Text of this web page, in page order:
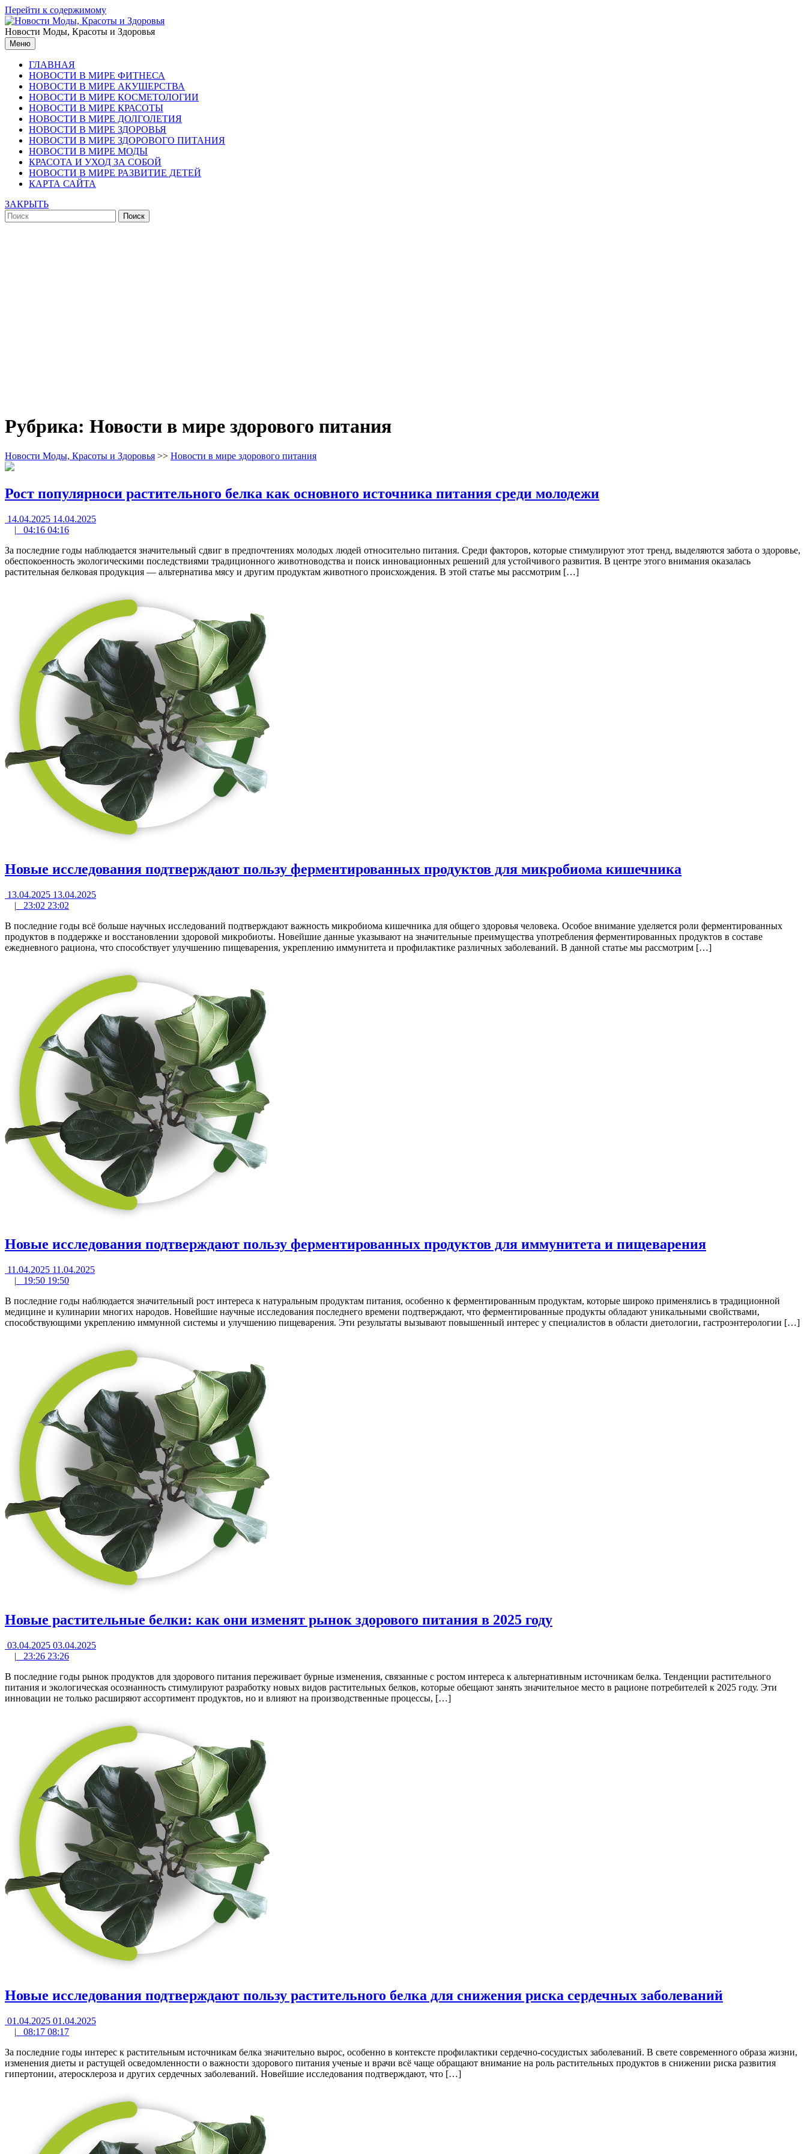
Перейти к содержимому
Новости Моды, Красоты и Здоровья
Меню
ГЛАВНАЯ
НОВОСТИ В МИРЕ ФИТНЕСА
НОВОСТИ В МИРЕ АКУШЕРСТВА
НОВОСТИ В МИРЕ КОСМЕТОЛОГИИ
НОВОСТИ В МИРЕ КРАСОТЫ
НОВОСТИ В МИРЕ ДОЛГОЛЕТИЯ
НОВОСТИ В МИРЕ ЗДОРОВЬЯ
НОВОСТИ В МИРЕ ЗДОРОВОГО ПИТАНИЯ
НОВОСТИ В МИРЕ МОДЫ
КРАСОТА И УХОД ЗА СОБОЙ
НОВОСТИ В МИРЕ РАЗВИТИЕ ДЕТЕЙ
КАРТА САЙТА
ЗАКРЫТЬ
Рубрика: Новости в мире здорового питания
Новости Моды, Красоты и Здоровья >> Новости в мире здорового питания
Рост популярноси растительного белка как основного источника питания среди молодежи
14.04.2025 14.04.2025
| 04:16 04:16
За последние годы наблюдается значительный сдвиг в предпочтениях молодых людей относительно питания. Среди факторов, которые стимулируют этот тренд, выделяются забота о здоровье,
обеспокоенность экологическими последствиями традиционного животноводства и поиск инновационных решений для устойчивого развития. В центре этого внимания оказалась
растительная белковая продукция — альтернатива мясу и другим продуктам животного происхождения. В этой статье мы рассмотрим […]
Новые исследования подтверждают пользу ферментированных продуктов для микробиома кишечника
13.04.2025 13.04.2025
| 23:02 23:02
В последние годы всё больше научных исследований подтверждают важность микробиома кишечника для общего здоровья человека. Особое внимание уделяется роли ферментированных
продуктов в поддержке и восстановлении здоровой микробиоты. Новейшие данные указывают на значительные преимущества употребления ферментированных продуктов в составе
ежедневного рациона, что способствует улучшению пищеварения, укреплению иммунитета и профилактике различных заболеваний. В данной статье мы рассмотрим […]
Новые исследования подтверждают пользу ферментированных продуктов для иммунитета и пищеварения
11.04.2025 11.04.2025
| 19:50 19:50
В последние годы наблюдается значительный рост интереса к натуральным продуктам питания, особенно к ферментированным продуктам, которые широко применялись в традиционной
медицине и кулинарии многих народов. Новейшие научные исследования последнего времени подтверждают, что ферментированные продукты обладают уникальными свойствами,
способствующими укреплению иммунной системы и улучшению пищеварения. Эти результаты вызывают повышенный интерес у специалистов в области диетологии, гастроэнтерологии […]
Новые растительные белки: как они изменят рынок здорового питания в 2025 году
03.04.2025 03.04.2025
| 23:26 23:26
В последние годы рынок продуктов для здорового питания переживает бурные изменения, связанные с ростом интереса к альтернативным источникам белка. Тенденции растительного
питания и экологическая осознанность стимулируют разработку новых видов растительных белков, которые обещают занять значительное место в рационе потребителей к 2025 году. Эти
инновации не только расширяют ассортимент продуктов, но и влияют на производственные процессы, […]
Новые исследования подтверждают пользу растительного белка для снижения риска сердечных заболеваний
01.04.2025 01.04.2025
| 08:17 08:17
За последние годы интерес к растительным источникам белка значительно вырос, особенно в контексте профилактики сердечно-сосудистых заболеваний. В свете современного образа жизни,
изменения диеты и растущей осведомленности о важности здорового питания ученые и врачи всё чаще обращают внимание на роль растительных продуктов в снижении риска развития
гипертонии, атеросклероза и других сердечных заболеваний. Новейшие исследования подтверждают, что […]